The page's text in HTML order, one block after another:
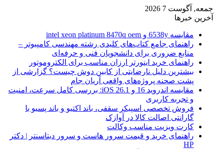
جمعه, آگوست 7 2026
آخرین خبرها
مقایسه 6538y و intel xeon platinum 8470q oem
راهنمای جامع کتاب‌های کلیدی رشته مهندسی کامپیوتر –
منابع ضروری برای دانشجویان فنی و حرفه‌ای
راهنمای خرید اینورتر ارزان مناسب برای الکتروموتور
بیشترین دلیل نارضایتی از کابین دوش چیست؟ گزارشی از
پشت صحنه پروژه‌های واقعی آریان جام
مقایسه اندروید 16 و iOS 26.1: بررسی کامل سرعت، امنیت
و تجربه کاربری
فروش تخصصی اسپیکر سقفی، باند اکتیو و باند پسیو با
گارانتی اصالت کالا در آوازک
کارت ویزیت مناسب وکالت
راهنمای خرید و قیمت سرور هاست و سرور دیتاسنتر | دکتر
HP